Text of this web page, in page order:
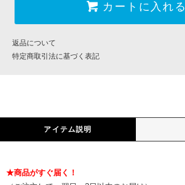
カートに入れる
返品について
特定商取引法に基づく表記
アイテム説明
★商品がすぐ届く！